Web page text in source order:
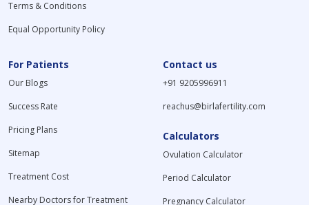
Terms & Conditions
Equal Opportunity Policy
For Patients
Our Blogs
Success Rate
Pricing Plans
Sitemap
Treatment Cost
Nearby Doctors for Treatment
Contact us
+91 9205996911
reachus@birlafertility.com
Calculators
Ovulation Calculator
Period Calculator
Pregnancy Calculator